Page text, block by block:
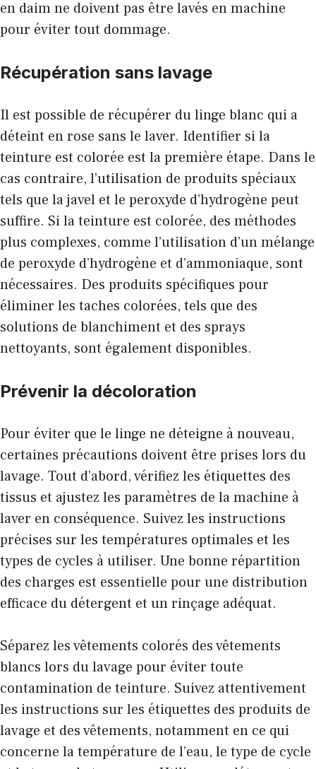
en daim ne doivent pas être lavés en machine
pour éviter tout dommage.
Récupération sans lavage
Il est possible de récupérer du linge blanc qui a
déteint en rose sans le laver. Identifier si la
teinture est colorée est la première étape. Dans le
cas contraire, l’utilisation de produits spéciaux
tels que la javel et le peroxyde d’hydrogène peut
suffire. Si la teinture est colorée, des méthodes
plus complexes, comme l’utilisation d’un mélange
de peroxyde d’hydrogène et d’ammoniaque, sont
nécessaires. Des produits spécifiques pour
éliminer les taches colorées, tels que des
solutions de blanchiment et des sprays
nettoyants, sont également disponibles.
Prévenir la décoloration
Pour éviter que le linge ne déteigne à nouveau,
certaines précautions doivent être prises lors du
lavage. Tout d’abord, vérifiez les étiquettes des
tissus et ajustez les paramètres de la machine à
laver en conséquence. Suivez les instructions
précises sur les températures optimales et les
types de cycles à utiliser. Une bonne répartition
des charges est essentielle pour une distribution
efficace du détergent et un rinçage adéquat.
Séparez les vêtements colorés des vêtements
blancs lors du lavage pour éviter toute
contamination de teinture. Suivez attentivement
les instructions sur les étiquettes des produits de
lavage et des vêtements, notamment en ce qui
concerne la température de l’eau, le type de cycle